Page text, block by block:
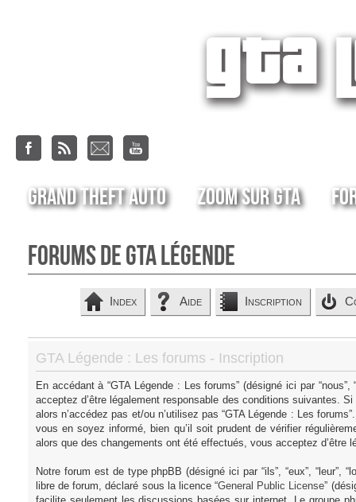
Grand Theft Auto Zoom sur GTA
Forums de GTA Légende
Index Aide Inscription
GTA Légende : Les forums - Inscription
En accédant à “GTA Légende : Les forums” (désigné ici par
acceptez d’être légalement responsable des conditions suivantes.
alors n’accédez pas et/ou n’utilisez pas “GTA Légende : Les
vous en soyez informé, bien qu’il soit prudent de vérifier
alors que des changements ont été effectués, vous acceptez
Notre forum est de type phpBB (désigné ici par “ils”, “eux”, “leur”,
libre de forum, déclaré sous la licence “General Public License”